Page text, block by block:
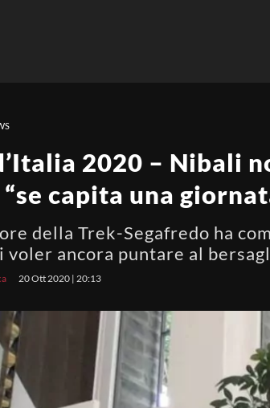
2020 – Nibali
“se capita una
della Trek-Segafredo ha
voler ancora puntare al
20 Ott 2020 | 20:13